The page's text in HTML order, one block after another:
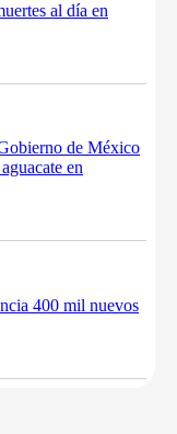
al día en
de México
en
400 mil nuevos